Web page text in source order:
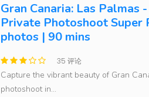
Gran Canaria: Las Palmas
Private Photoshoot Super
photos | 90 mins
35 评论
Capture the vibrant beauty of Gran
photoshoot in...